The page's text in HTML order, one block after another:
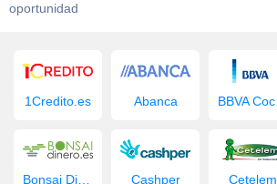
oportunidad
1Credito.es Abanca
Bonsai Dinero Cashper Cetelem